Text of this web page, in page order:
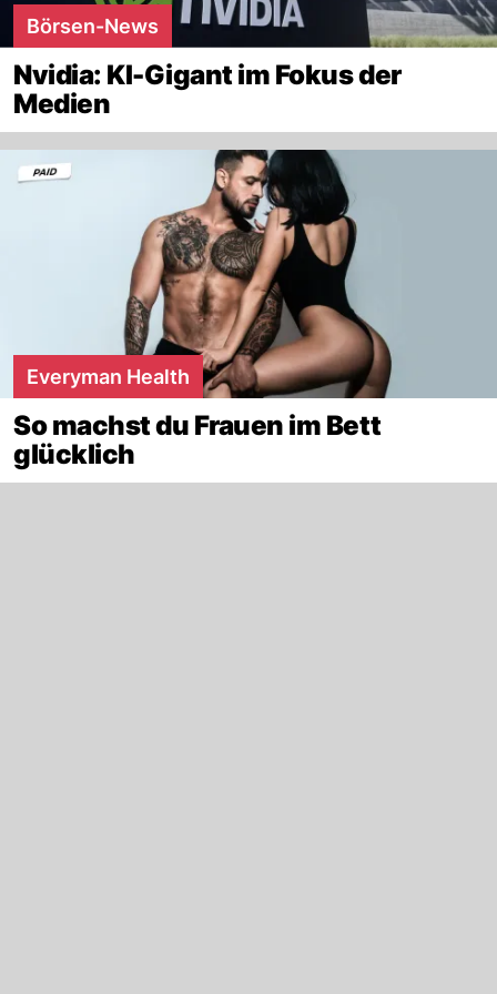
Börsen-News
Nvidia: KI-Gigant im Fokus der
Medien
Everyman Health
So machst du Frauen im Bett
glücklich